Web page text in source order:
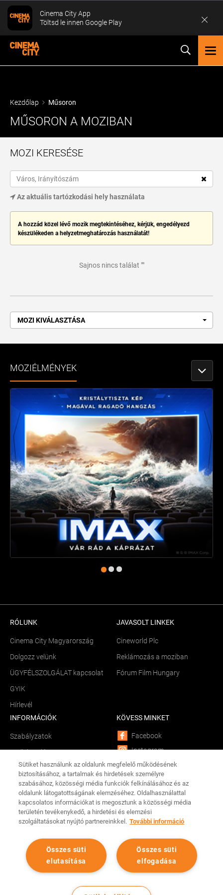
Kezdőlap Műsoron
MŰSORON A MOZIBAN
MOZI KERESÉSE
Az aktuális tartózkodási hely használata
A hozzád közel lévő mozik megtekintéséhez, kérjük, engedélyezd
készülékeden a helyzetmeghatározás használatát!
Sajnos nincs találat ""
MOZI KIVÁLASZTÁSA
MOZIÉLMÉNYEK
RÓLUNK
Cinema City Magyarország
Dolgozz velünk
ÜGYFÉLSZOLGÁLAT kapcsolat
GYIK
Hírlevél
JAVASOLT LINKEK
Cineworld Plc
Reklámozás a moziban
Fórum Film Hungary
INFORMÁCIÓK
Szabályzatok
Sütik kezelése
Békéltető testület
Összetevők és allergének
Adathalászat
Tárhelyszolgáltató
KÖVESS MINKET
Facebook
Instagram
YouTube
LinkedIn
TikTok
CINEMA CITY APP
Minden jog fenntartva Cinema City Magyarország 2026
Cinema City App
Töltsd le innen Google Play
Sütiket használunk az oldalunk megfelelő működésének
biztosításához, a tartalmak és hirdetések személyre
szabásához, közösségi média funkciók felkínálásához és az
oldalunk látogatottságának elemzéséhez. Oldalhasználattal
kapcsolatos információkat is megosztunk a közösségi média
területén tevékenykedő, a hirdetési és elemzési
szolgáltatásokat nyújtó partnereinkkel. További információ
Összes süti
elfogadása
Összes süti
elutasítása